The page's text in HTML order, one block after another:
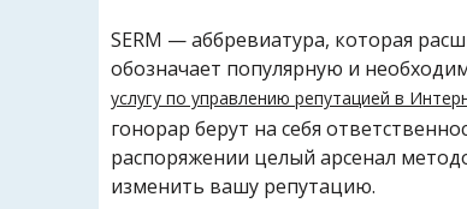
SERM — аббревиатура, которая
обозначает популярную и
услугу по управлению репутацией в
гонорар берут на себя
распоряжении целый арсенал
изменить вашу репутацию.